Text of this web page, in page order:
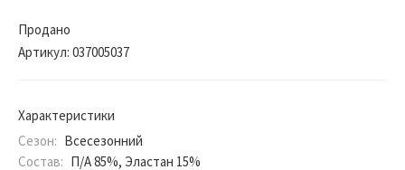
Продано
Артикул: 037005037
Характеристики
Сезон: Всесезонний
Состав: П/А 85%, Эластан 15%